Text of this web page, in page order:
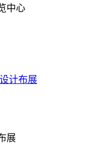
中心
展